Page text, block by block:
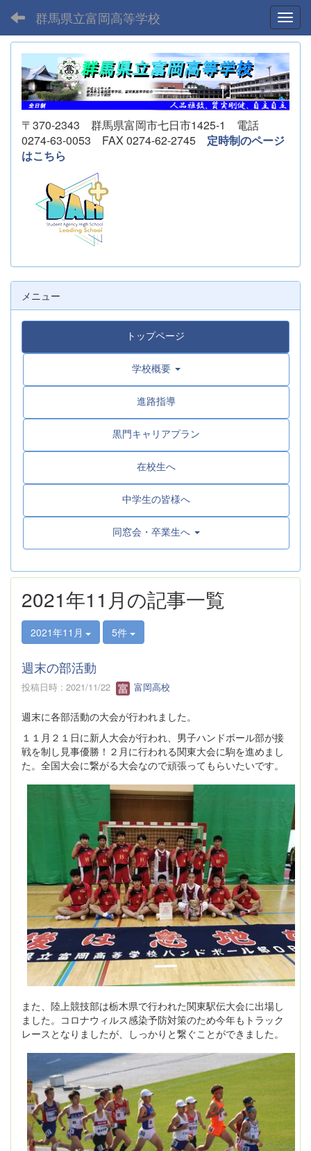
群馬県立富岡高等学校
〒370-2343 群馬県富岡市七日市1425-1 電話
0274-63-0053 FAX 0274-62-2745 定時制のページ
はこちら
メニュー
トップページ
学校概要
進路指導
黒門キャリアプラン
在校生へ
中学生の皆様へ
同窓会・卒業生へ
2021年11月の記事一覧
2021年11月 5件
週末の部活動
投稿日時 : 2021/11/22 富岡高校
週末に各部活動の大会が行われました。
１１月２１日に新人大会が行われ、男子ハンドボール部が接
戦を制し見事優勝！２月に行われる関東大会に駒を進めまし
た。全国大会に繋がる大会なので頑張ってもらいたいです。
また、陸上競技部は栃木県で行われた関東駅伝大会に出場し
ました。コロナウィルス感染予防対策のため今年もトラック
レースとなりましたが、しっかりと繋ぐことができました。